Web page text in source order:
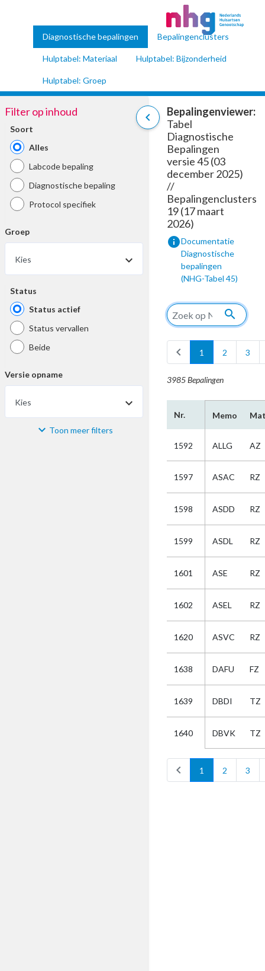
Diagnostische bepalingen Bepalingenclusters
Hulptabel: Materiaal Hulptabel: Bijzonderheid
Hulptabel: Groep
chevron_left
Filter op inhoud
Soort
Alles
Labcode bepaling
Diagnostische bepaling
Protocol specifiek
Groep
Kies
Status
Status actief
Status vervallen
Beide
Versie opname
Kies
Materiaal Toon meer filters
Bepalingenviewer:
Tabel
Diagnostische
Bepalingen
versie 45 (03
december 2025)
//
Bepalingenclusters
19 (17 maart
2026)
infoDocumentatie
Diagnostische
bepalingen
(NHG-Tabel 45)
search
chevron_left 1 2 3
3985 Bepalingen
Nr. Memo
1592 ALLG AZ
1597 ASAC RZ
1598 ASDD RZ
1599 ASDL RZ
1601 ASE RZ
1602 ASEL RZ
1620 ASVC RZ
1638 DAFU FZ
1639 DBDI TZ
1640 DBVK TZ
chevron_left 1 2 3